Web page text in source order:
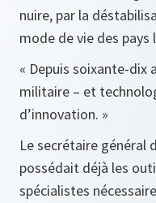
nuire, par la
mode de vie des
« Depuis soixante-dix
militaire – et
d’innovation. »
Le secrétaire général
possédait déjà les
spécialistes